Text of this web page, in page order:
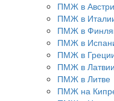
ПМЖ в
ПМЖ в
ПМЖ в
ПМЖ в
ПМЖ в
ПМЖ в Латвии
ПМЖ в Литве
ПМЖ на